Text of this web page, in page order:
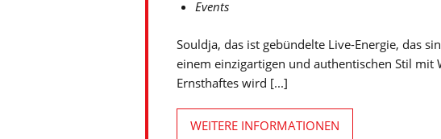
Events
Souldja, das ist gebündelte Live-Energie, das
einem einzigartigen und authentischen Stil
Ernsthaftes wird [...]
WEITERE INFORMATIONEN